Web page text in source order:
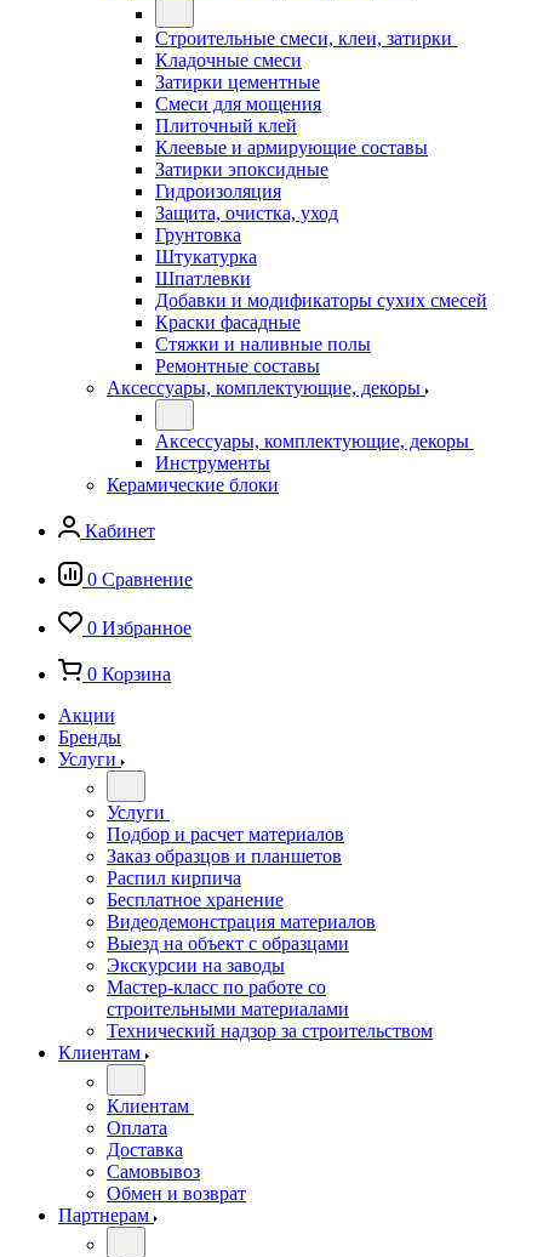
Строительные смеси, клеи, затирки
Кладочные смеси
Затирки цементные
Смеси для мощения
Плиточный клей
Клеевые и армирующие составы
Затирки эпоксидные
Гидроизоляция
Защита, очистка, уход
Грунтовка
Штукатурка
Шпатлевки
Добавки и модификаторы сухих смесей
Краски фасадные
Стяжки и наливные полы
Ремонтные составы
Аксессуары, комплектующие, декоры
Аксессуары, комплектующие, декоры
Инструменты
Керамические блоки
Кабинет
0 Сравнение
0 Избранное
0 Корзина
Акции
Бренды
Услуги
Услуги
Подбор и расчет материалов
Заказ образцов и планшетов
Распил кирпича
Бесплатное хранение
Видеодемонстрация материалов
Выезд на объект с образцами
Экскурсии на заводы
Мастер-класс по работе со
строительными материалами
Технический надзор за строительством
Клиентам
Клиентам
Оплата
Доставка
Самовывоз
Обмен и возврат
Партнерам